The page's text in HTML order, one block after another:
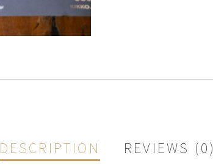
DESCRIPTION REVIEWS (0)